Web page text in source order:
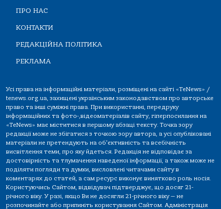
ПРО НАС
КОНТАКТИ
РЕДАКЦІЙНА ПОЛІТИКА
РЕКЛАМА
Усі права на інформаційні матеріали, розміщені на сайті «TeNews» /
tenews.org.ua, захищені українським законодавством про авторське
право та інші суміжні права. При використанні, передруку
інформаційних та фото-,відеоматеріалів сайту, гіперпосилання на
«TeNews» має міститися в першому абзаці тексту. Точка зору
редакції може не збігатися з точкою зору автора, а усі опубліковані
матеріали не претендують на об'єктивність та всебічність
висвітлення теми, про яку йдеться. Редакція не відповідає за
достовірність та тлумачення наведеної інформації, а також може не
поділяти погляди та думки, висловлені читачами сайту в
коментарях до статей, а сам ресурс виконує винятково роль носія.
Користуючись Сайтом, відвідувач підтверджує, що досяг 21-
річного віку. У разі, якщо Ви не досягли 21-річного віку — не
розпочинайте або припиніть користування Сайтом. Адміністрація